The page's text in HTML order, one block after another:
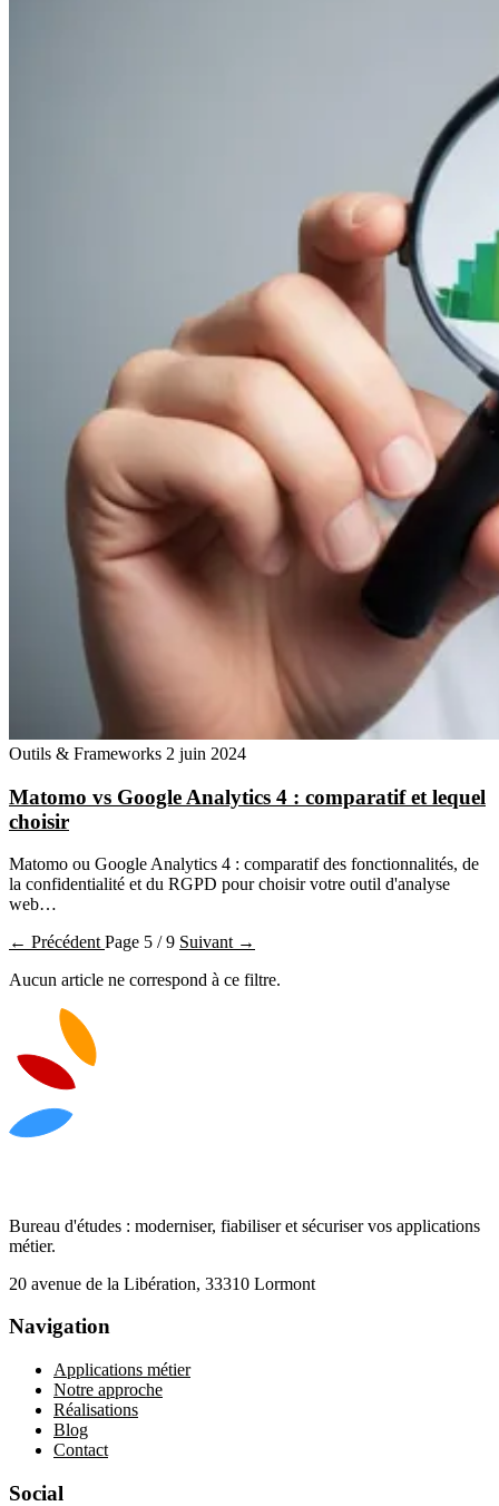
Outils & Frameworks 2 juin 2024
Matomo vs Google Analytics 4 : comparatif et lequel
choisir
Matomo ou Google Analytics 4 : comparatif des fonctionnalités, de
la confidentialité et du RGPD pour choisir votre outil d'analyse
web…
← Précédent Page 5 / 9 Suivant →
Aucun article ne correspond à ce filtre.
Bureau d'études : moderniser, fiabiliser et sécuriser vos applications
métier.
20 avenue de la Libération, 33310 Lormont
Navigation
Applications métier
Notre approche
Réalisations
Blog
Contact
Social